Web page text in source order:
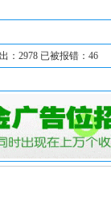
：2978 已被报错：46